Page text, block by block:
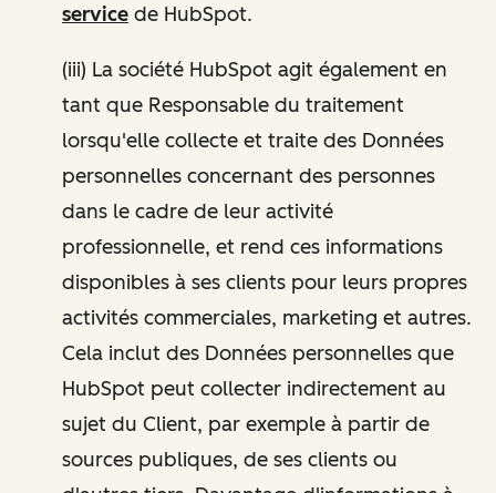
service de HubSpot.
(iii) La société HubSpot agit également en
tant que Responsable du traitement
lorsqu'elle collecte et traite des Données
personnelles concernant des personnes
dans le cadre de leur activité
professionnelle, et rend ces informations
disponibles à ses clients pour leurs propres
activités commerciales, marketing et autres.
Cela inclut des Données personnelles que
HubSpot peut collecter indirectement au
sujet du Client, par exemple à partir de
sources publiques, de ses clients ou